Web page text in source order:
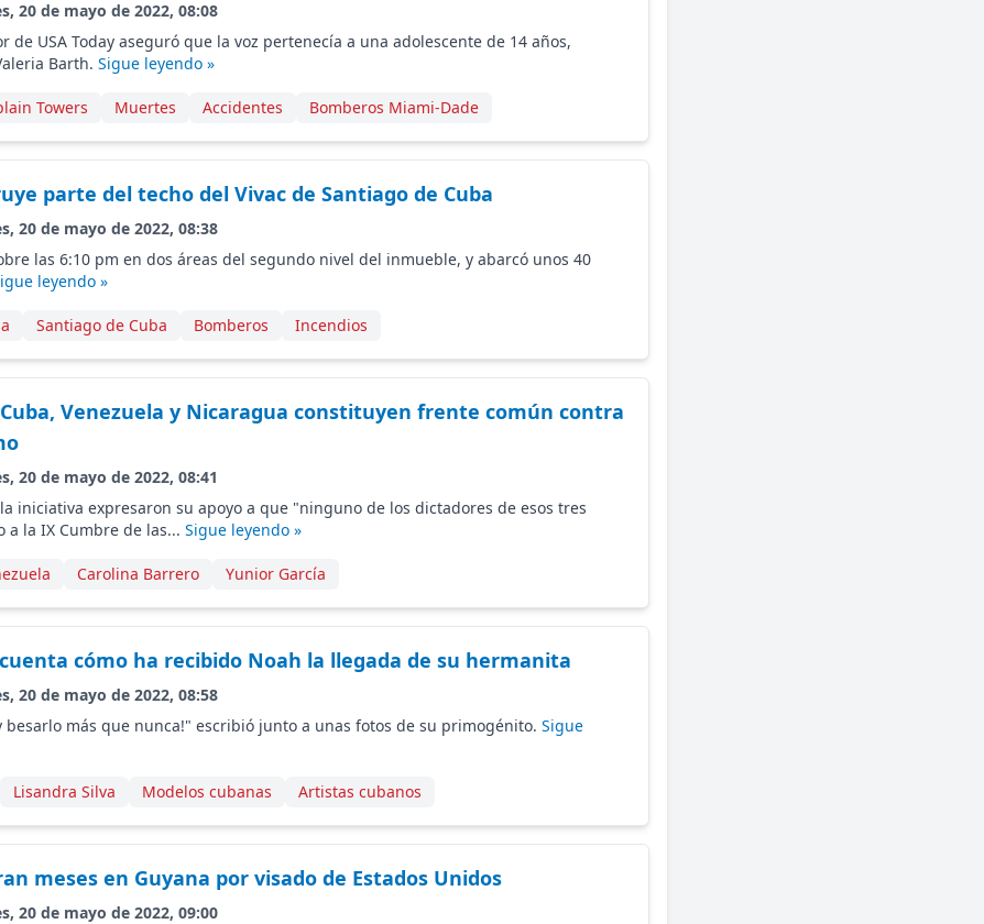
20 de mayo de 2022, 08:08
de USA Today aseguró que la voz pertenecía a una adolescente de 14 años,
Barth. Sigue leyendo »
Towers Muertes Accidentes Bomberos Miami-Dade
parte del techo del Vivac de Santiago de Cuba
20 de mayo de 2022, 08:38
las 6:10 pm en dos áreas del segundo nivel del inmueble, y abarcó unos 40
leyendo »
Santiago de Cuba Bomberos Incendios
Venezuela y Nicaragua constituyen frente común contra
20 de mayo de 2022, 08:41
iniciativa expresaron su apoyo a que "ninguno de los dictadores de esos tres
a la IX Cumbre de las... Sigue leyendo »
Carolina Barrero Yunior García
cómo ha recibido Noah la llegada de su hermanita
20 de mayo de 2022, 08:58
besarlo más que nunca!" escribió junto a unas fotos de su primogénito. Sigue
Lisandra Silva Modelos cubanas Artistas cubanos
meses en Guyana por visado de Estados Unidos
20 de mayo de 2022, 09:00